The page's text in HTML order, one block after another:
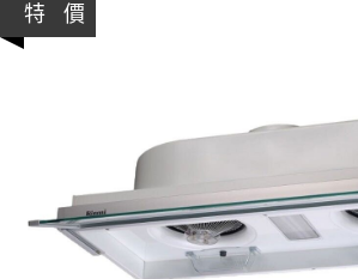
特 價